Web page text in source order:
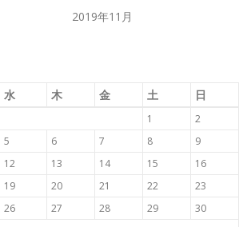
2019年11月
水 木 金 土 日
1
2
5 6 7 8
9
12 13 14 15
16
19 20 21 22
23
26 27 28 29
30